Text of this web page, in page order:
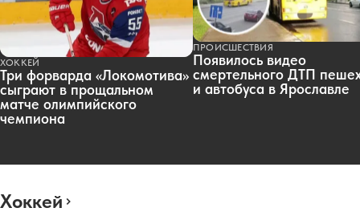
ХОККЕЙ
Три форварда «Локомотива»
сыграют в прощальном
матче олимпийского
чемпиона
ПРОИСШЕСТВИЯ
Появилось видео
смертельного ДТП
и автобуса в Ярославле
Хоккей